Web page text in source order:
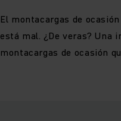
El montacargas de
está mal. ¿De veras? Una
montacargas de ocasión